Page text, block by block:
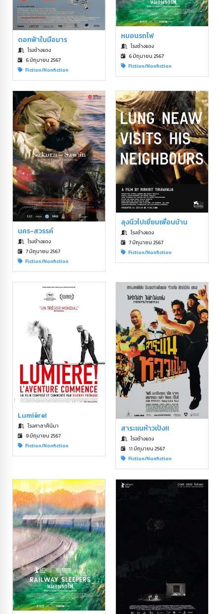
ดอกฟ้าในมือมาร
โรงช้างแดง
6 มิถุนายน 2567
Fiction/Nonfiction
หมอนรถไฟ
โรงช้างแดง
6 มิถุนายน 2567
Fiction/Nonfiction
นคร-สวรรค์
โรงช้างแดง
7 มิถุนายน 2567
Fiction/Nonfiction
ลุงนิ่วไปเยี่ยมเพื่อนบ้าน
โรงช้างแดง
7 มิถุนายน 2567
Fiction/Nonfiction
Lumière!
โรงศาลาศีนิมา
9 มิถุนายน 2567
Fiction/Nonfiction
สาระแนห้าวเป้ง!!
โรงช้างแดง
11 มิถุนายน 2567
Fiction/Nonfiction